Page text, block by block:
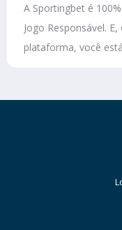
A Sportingbet é
Jogo Responsável.
plataforma, você